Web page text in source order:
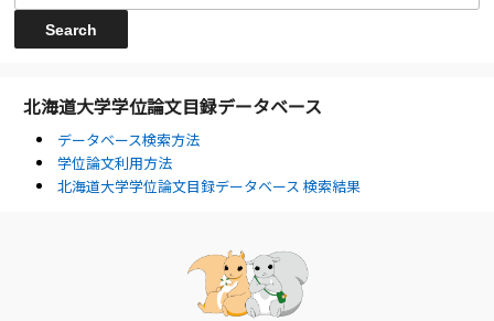
北海道大学学位論文目録データベース
データベース検索方法
学位論文利用方法
北海道大学学位論文目録データベース 検索結果